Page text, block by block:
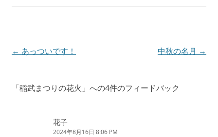
投
ナ
← あっついです！ 中秋の名月 →
「稲武まつりの花火 」への4件のフィードバック
花子
2024年8月16日 8:06 PM